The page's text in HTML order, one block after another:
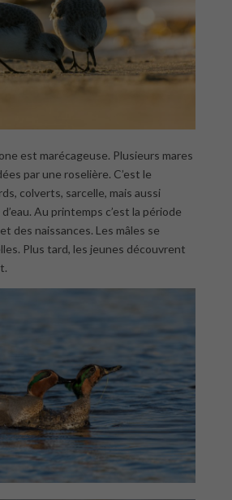
est marécageuse. Plusieurs mares
par une roselière. C’est le
colverts, sarcelle, mais aussi
Au printemps c’est la période
des naissances. Les mâles se
Plus tard, les jeunes découvrent